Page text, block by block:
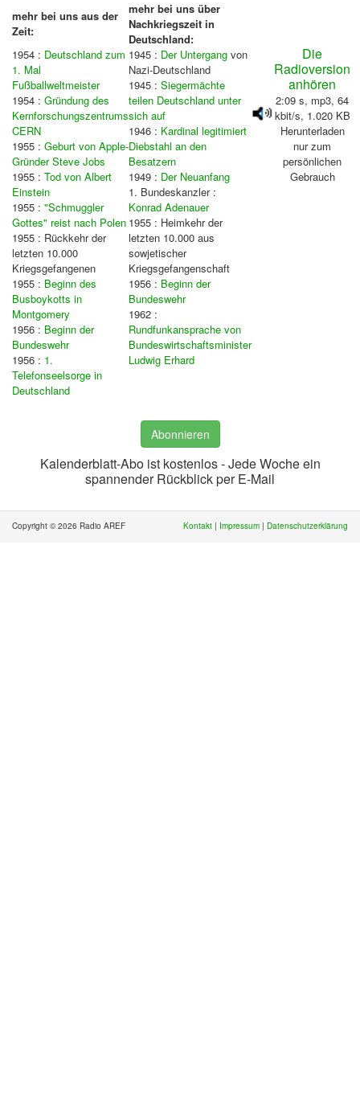
mehr bei uns aus der
Zeit:
mehr bei uns über
Nachkriegszeit in
Deutschland:
1954 : Deutschland zum
1. Mal
Fußballweltmeister
1954 : Gründung des
Kernforschungszentrums
CERN
1955 : Geburt von Apple-
Gründer Steve Jobs
1955 : Tod von Albert
Einstein
1955 : "Schmuggler
Gottes" reist nach Polen
1955 : Rückkehr der
letzten 10.000
Kriegsgefangenen
1955 : Beginn des
Busboykotts in
Montgomery
1956 : Beginn der
Bundeswehr
1956 : 1.
Telefonseelsorge in
Deutschland
1945 : Der Untergang von
Nazi-Deutschland
1945 : Siegermächte
teilen Deutschland unter
sich auf
1946 : Kardinal legitimiert
Diebstahl an den
Besatzern
1949 : Der Neuanfang
1. Bundeskanzler :
Konrad Adenauer
1955 : Heimkehr der
letzten 10.000 aus
sowjetischer
Kriegsgefangenschaft
1956 : Beginn der
Bundeswehr
1962 :
Rundfunkansprache von
Bundeswirtschaftsminister
Ludwig Erhard
Die
Radioversion
anhören
2:09 s, mp3, 64
kbit/s, 1.020 KB
Herunterladen
nur zum
persönlichen
Gebrauch
Abonnieren
Kalenderblatt-Abo ist kostenlos - Jede Woche ein
spannender Rückblick per E-Mail
Copyright © 2026 Radio AREF Kontakt | Impressum | Datenschutzerklärung